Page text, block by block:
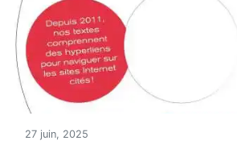
27 juin, 2025